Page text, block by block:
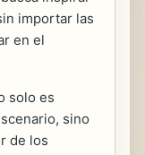
importar las
en el
solo es
sino
de los